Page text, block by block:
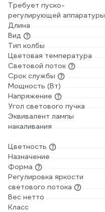
Требует пуско-
регулирующей аппаратуры
Длина
Вид
Тип колбы
Цветовая температура
Световой поток
Срок службы
Мощность (Вт)
Напряжение
Угол светового пучка
Эквивалент лампы
накаливания
Цветность
Назначение
Форма
Регулировка яркости
светового потока
Вес нетто
Класс